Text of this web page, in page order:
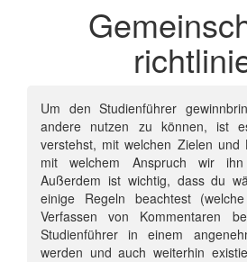
Um den Studienführer
andere nutzen zu können, ist
verstehst, mit welchen Zielen und
mit welchem Anspruch wir
Außerdem ist wichtig, dass du
einige Regeln beachtest
Verfassen von Kommentaren
Studienführer in einem
werden und auch weiterhin